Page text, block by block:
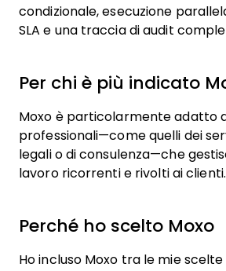
condizionale, esecuzione
SLA e una traccia di audit
Per chi è più indicato
Moxo è particolarmente adatto
professionali—come quelli dei
legali o di consulenza—che
lavoro ricorrenti e rivolti ai clienti.
Perché ho scelto Moxo
Ho incluso Moxo tra le mie